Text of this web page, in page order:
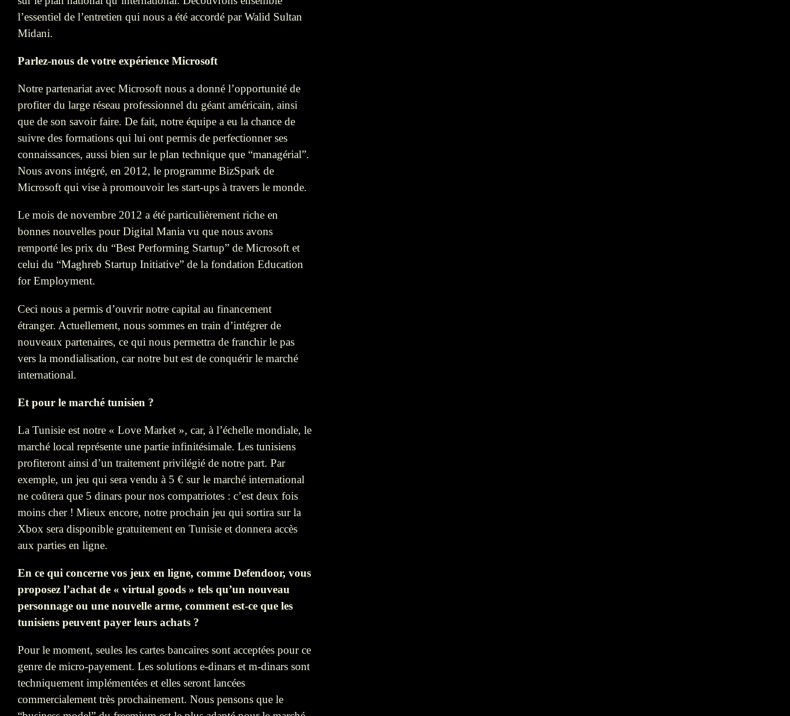
l’essentiel de l’entretien qui nous a été accordé par Walid Sultan
Midani.
Parlez-nous de votre expérience Microsoft
Notre partenariat avec Microsoft nous a donné l’opportunité de
profiter du large réseau professionnel du géant américain, ainsi
que de son savoir faire. De fait, notre équipe a eu la chance de
suivre des formations qui lui ont permis de perfectionner ses
connaissances, aussi bien sur le plan technique que “managérial”.
Nous avons intégré, en 2012, le programme BizSpark de
Microsoft qui vise à promouvoir les start-ups à travers le monde.
Le mois de novembre 2012 a été particulièrement riche en
bonnes nouvelles pour Digital Mania vu que nous avons
remporté les prix du “Best Performing Startup” de Microsoft et
celui du “Maghreb Startup Initiative” de la fondation Education
for Employment.
Ceci nous a permis d’ouvrir notre capital au financement
étranger. Actuellement, nous sommes en train d’intégrer de
nouveaux partenaires, ce qui nous permettra de franchir le pas
vers la mondialisation, car notre but est de conquérir le marché
international.
Et pour le marché tunisien ?
La Tunisie est notre « Love Market », car, à l’échelle mondiale, le
marché local représente une partie infinitésimale. Les tunisiens
profiteront ainsi d’un traitement privilégié de notre part. Par
exemple, un jeu qui sera vendu à 5 € sur le marché international
ne coûtera que 5 dinars pour nos compatriotes : c’est deux fois
moins cher ! Mieux encore, notre prochain jeu qui sortira sur la
Xbox sera disponible gratuitement en Tunisie et donnera accès
aux parties en ligne.
En ce qui concerne vos jeux en ligne, comme Defendoor, vous
proposez l’achat de « virtual goods » tels qu’un nouveau
personnage ou une nouvelle arme, comment est-ce que les
tunisiens peuvent payer leurs achats ?
Pour le moment, seules les cartes bancaires sont acceptées pour ce
genre de micro-payement. Les solutions e-dinars et m-dinars sont
techniquement implémentées et elles seront lancées
commercialement très prochainement. Nous pensons que le